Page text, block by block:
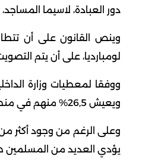
دور العبادة، لاسيما
وينص القانون على أن
لومبارديا، على أن يتم
ويعيش 26,5% منهم في منطقة لومبارديا، الموجود فيها أقدم وثاني أكبر مسجد في البلاد.
يؤدي العديد من المسلمين